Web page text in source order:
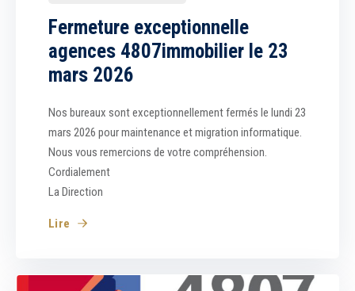
Fermeture exceptionnelle
agences 4807immobilier le 23
mars 2026
Nos bureaux sont exceptionnellement fermés le lundi 23
mars 2026 pour maintenance et migration informatique.
Nous vous remercions de votre compréhension.
Cordialement
La Direction
Lire